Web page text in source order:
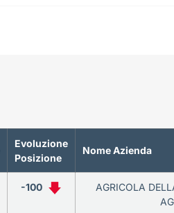
Evoluzione
Posizione
Nome Azienda
-100
AGRICOLA